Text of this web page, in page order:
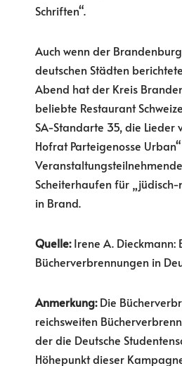
Schriften“.
Auch wenn der
deutschen Städten
Abend hat der Kreis
beliebte Restaurant
SA-Standarte 35, die
Hofrat Parteigenosse
Scheiterhaufen für
in Brand.
Quelle:Irene A. Dieckmann:
Bücherverbrennungen in
Anmerkung:Die
reichsweiten
der die Deutsche
Höhepunkt dieser